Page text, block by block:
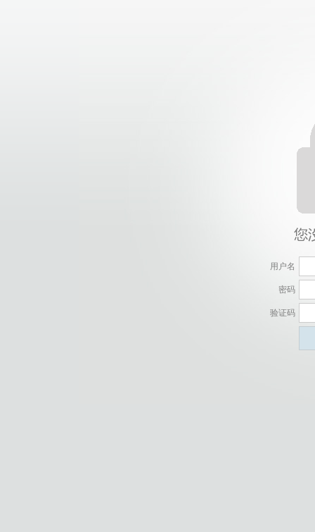
用户名
密码
验证码